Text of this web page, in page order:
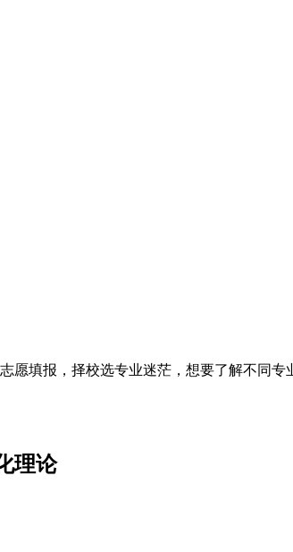
填报，择校选专业迷茫，想要了解不同
理论